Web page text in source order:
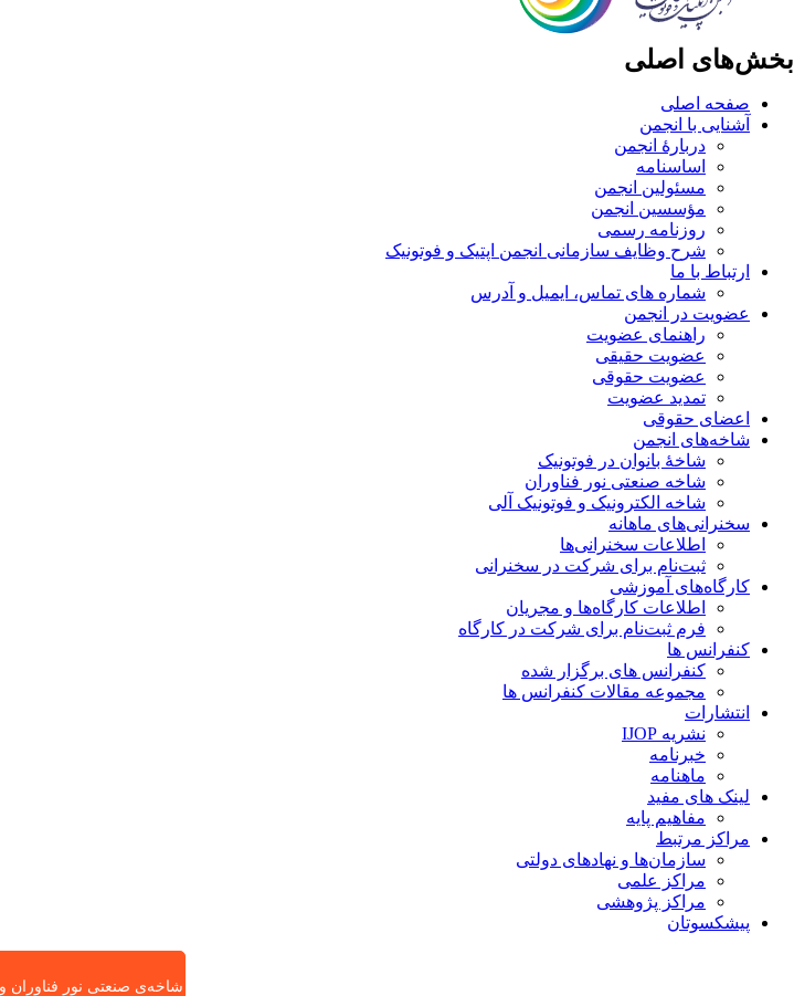
بخش‌های اصلی
صفحه اصلی
آشنایی با انجمن
دربارۀ انجمن
اساسنامه
مسئولین انجمن
مؤسسین انجمن
روزنامه رسمی
شرح وظایف سازمانی انجمن اپتیک و فوتونیک
ارتباط با ما
شماره های تماس، ایمیل و آدرس
عضویت در انجمن
راهنمای عضویت
عضویت حقیقی
عضویت حقوقی
تمدید عضویت
اعضای حقوقی
شاخه‌های انجمن
شاخۀ بانوان در فوتونیک
شاخه صنعتی نور فناوران
شاخه‌ الکترونیک و فوتونیک آلی
سخنرانی‌های ماهانه
اطلاعات سخنرانی‌‌ها
ثبت‌نام برای شرکت در سخنرانی
کارگاه‌های آموزشی
اطلاعات کارگاه‌ها و مجریان
فرم ثبت‌نام برای شرکت در کارگاه
کنفرانس ها
کنفرانس های برگزار شده
مجموعه مقالات کنفرانس ها
انتشارات
نشریه IJOP
خبرنامه
ماهنامه
لینک های مفید
مفاهیم پایه
مراکز مرتبط
سازمان‌ها و نهادهای دولتی
مراکز علمی
مراکز پژوهشی
پیشکسوتان
شاخه‌ی صنعتی نور